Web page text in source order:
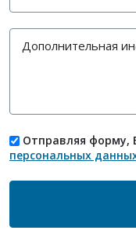
Отправляя форму,
персональных